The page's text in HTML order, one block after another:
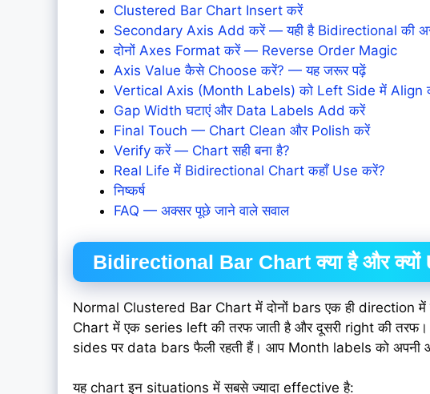
Clustered Bar Chart Insert करें
Secondary Axis Add करें — यही है Bidirectional की
दोनों Axes Format करें — Reverse Order Magic
Axis Value कैसे Choose करें? — यह जरूर पढ़ें
Vertical Axis (Month Labels) को Left Side में Align
Gap Width घटाएं और Data Labels Add करें
Final Touch — Chart Clean और Polish करें
Verify करें — Chart सही बना है?
Real Life में Bidirectional Chart कहाँ Use करें?
निष्कर्ष
FAQ — अक्सर पूछे जाने वाले सवाल
Bidirectional Bar Chart क्या है और क्यों
Normal Clustered Bar Chart में दोनों bars एक ही direction
Chart में एक series left की तरफ जाती है और दूसरी right की
sides पर data bars फैली रहती हैं। आप Month labels को
यह chart इन situations में सबसे ज्यादा effective है: